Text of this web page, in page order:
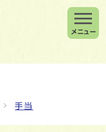
メニュー
手当